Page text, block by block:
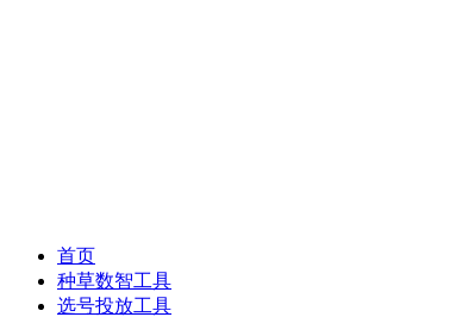
首页
种草数智工具
选号投放工具